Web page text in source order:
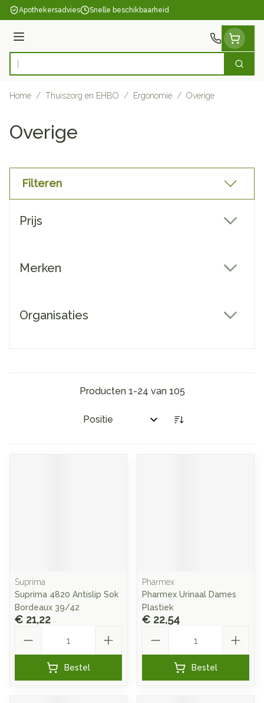
Ga naar de inhoud
Apothekersadvies Snelle beschikbaarheid
Menu
Product, merk, categorie... Zoek
Home / Thuiszorg en EHBO / Ergonomie / Overige
Overige
Filteren
Prijs
Merken
Organisaties
Producten 1-24 van 105
Sorteer op:
Suprima
Suprima 4820 Antislip Sok
Bordeaux 39/42
€ 21,22
Bestel
Pharmex
Pharmex Urinaal Dames
Plastiek
€ 22,54
Bestel